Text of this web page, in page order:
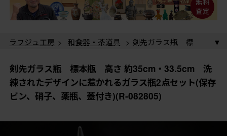
ラフジュ工房 > 和食器・茶道具
かれるガラス瓶2点セット(保存ビン、硝子、薬瓶、蓋付
き)(R-082805)
ラフジュ工房 > 雑貨 > ガラス瓶 > 剣先ガラス瓶 標
本瓶 高さ 約35cm・33.5cm 洗練されたデザインに惹
かれるガラス瓶2点セット(保存ビン、硝子、薬瓶、蓋付
き)(R-082805)
ラフジュ工房 > 和食器・茶道具 > ガラス食器 > 剣先
ガラス瓶 標本瓶 高さ 約35cm・33.5cm 洗練された
子、薬瓶、蓋付き)(R-082805)
剣先ガラス瓶 標本瓶 高さ 約35cm・33.5cm 洗練さ
剣先ガラス瓶 標本瓶 高さ 約35cm・33.5cm 洗
練されたデザインに惹かれるガラス瓶2点セット(保存
ビン、硝子、薬瓶、蓋付き)(R-082805)